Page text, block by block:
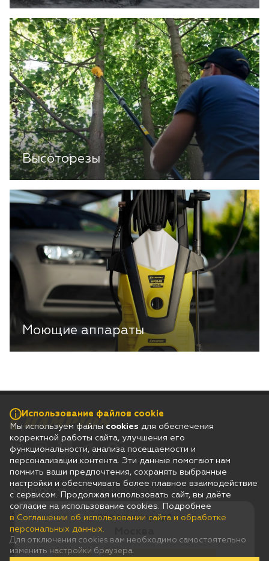
Это ваш город?
Высоторезы
Моющие аппараты
Гарантия
Покупателям
Каталог
Использование файлов cookie
Мы используем файлы cookies для обеспечения
корректной работы сайта, улучшения его
функциональности, анализа посещаемости и
персонализации контента. Эти данные помогают нам
помнить ваши предпочтения, сохранять выбранные
настройки и обеспечивать более плавное взаимодействие
с сервисом. Продолжая использовать сайт, вы даёте
согласие на использование cookies. Подробнее
в Соглашении об использовании сайта и обработке
персональных данных.
Для отключения cookies вам необходимо самостоятельно
изменить настройки браузера.